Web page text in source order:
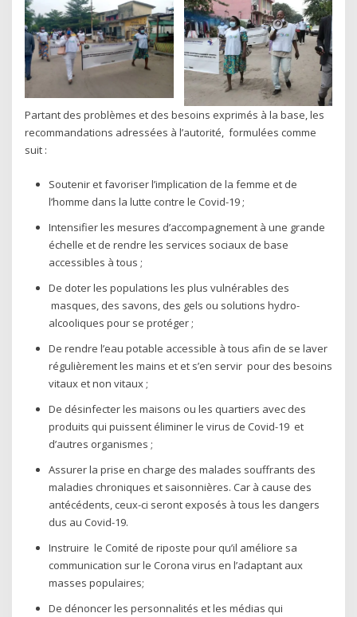
Partant des problèmes et des besoins exprimés à la base, les
recommandations adressées à l’autorité, formulées comme
suit :
Soutenir et favoriser l’implication de la femme et de
l’homme dans la lutte contre le Covid-19 ;
Intensifier les mesures d’accompagnement à une grande
échelle et de rendre les services sociaux de base
accessibles à tous ;
De doter les populations les plus vulnérables des
masques, des savons, des gels ou solutions hydro-
alcooliques pour se protéger ;
De rendre l’eau potable accessible à tous afin de se laver
régulièrement les mains et et s’en servir pour des besoins
vitaux et non vitaux ;
De désinfecter les maisons ou les quartiers avec des
produits qui puissent éliminer le virus de Covid-19 et
d’autres organismes ;
Assurer la prise en charge des malades souffrants des
maladies chroniques et saisonnières. Car à cause des
antécédents, ceux-ci seront exposés à tous les dangers
dus au Covid-19.
Instruire le Comité de riposte pour qu’il améliore sa
communication sur le Corona virus en l’adaptant aux
masses populaires;
De dénoncer les personnalités et les médias qui